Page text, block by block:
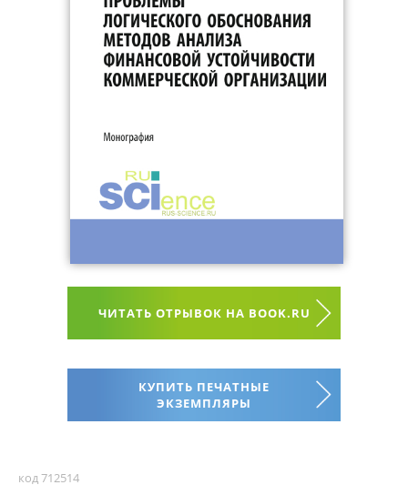
ЧИТАТЬ ОТРЫВОК НА BOOK.RU
КУПИТЬ ПЕЧАТНЫЕ
ЭКЗЕМПЛЯРЫ
код 712514